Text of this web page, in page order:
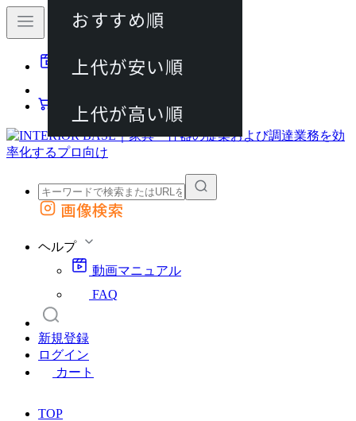
動画マニュアル
カート
外部サイトの商品をカートに追加
画像検索
ヘルプ
動画マニュアル
FAQ
新規登録
ログイン
カート
TOP
おすすめ順
上代が安い順
上代が高い順